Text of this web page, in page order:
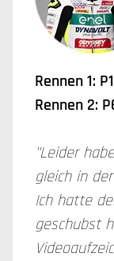
Rennen 1:
Rennen 2:
"Leider
gleich in
Ich hatte
geschubst